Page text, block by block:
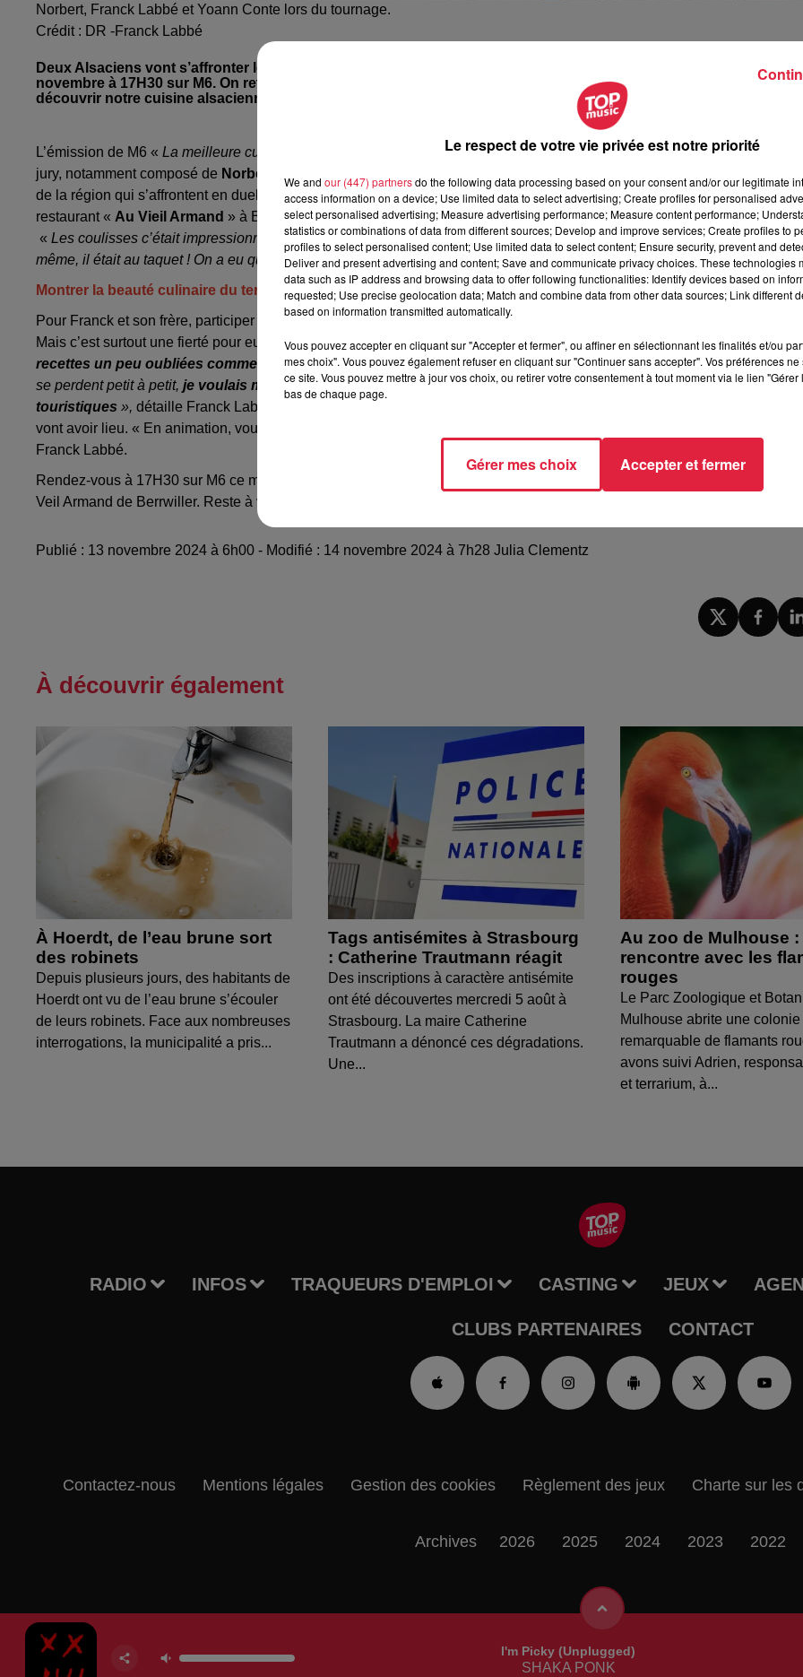
Norbert, Franck Labbé et Yoann Conte lors du tournage.
Crédit : DR -Franck Labbé
Deux Alsaciens vont s’affronter lors de l’émission « La meilleure cuisine régionale, c’est chez moi ! » ce mercredi
novembre à 17H30 sur M6. On retrouvera notamment le restaurant Au Relais du Bois de Mertzwiller, qui fera
découvrir notre cuisine alsacienne à Norbert et Yoann Conte.
L’émission de M6 « La meilleure cuisine régionale, c’est chez moi !»fait escale dans le Grand-Est cette semaine
jury, notamment composé de Norbert
de la région qui s’affrontent en duel. Ce mercredi 13 novembre on auraun match 100% Alsaceavec Yves et Yoann, du
restaurant « Au Vieil Armand » à Berrwiller et les frères Franck et Steve, du restaurant «Au Relais du bois» à
« Les coulisses c’était impressionnant, à la fois complexe et drôle.C’était une belle expérience, et Norbert est fidèle à
même, il était au taquet ! On a eu quelques conseils en off», lance Franck Labbé, cuisiner et gérant d’Au Relais du Bois.
Montrer la beauté culinaire du terroir alsacien
Pour Franck et son frère, participer à cette émission était une opportunité énorme pour apporter
Mais c’est surtout une fierté pour eux, qui peuventreprésenter l’Alsacecomme il se doit.« J’ai fait le choix de montrer
recettes un peu oubliées comme le Preskopf et des Buwespätzle.Ce sont vraiment des recettes de grands-mères qui
se perdent petit à petit, je voulais montrer la beauté culinaire du terroir alsacien en dehors des plats classiques et
touristiques », détaille Franck Labbé. En plus de découvrir l’établissement à travers l’émission et le duel, des surprises
vont avoir lieu. « En animation, vous pourrez normalement voir Norbert réaliser des
Franck Labbé.
Rendez-vous à 17H30 sur M6 ce mercredi 13 novembre pour voir le duel qui opposera le relais du Bois de Mertzwiller et
Veil Armand de Berrwiller. Reste à voir quelle enseigne arrivera à se sélectionner pour les prochaines étapes du
Publié : 13 novembre 2024 à 6h00 - Modifié : 14 novembre 2024 à 7h28 Julia Clementz
À découvrir également
À Hoerdt, de l’eau brune sort
des robinets
Depuis plusieurs jours, des habitants de
Hoerdt ont vu de l’eau brune s’écouler
de leurs robinets. Face aux nombreuses
interrogations, la municipalité a pris...
Tags antisémites à Strasbourg
: Catherine Trautmann réagit
Des inscriptions à caractère antisémite
ont été découvertes mercredi 5 août à
Strasbourg. La maire Catherine
Trautmann a dénoncé ces dégradations.
Une...
Au zoo de Mulhouse :
rencontre avec les
rouges
Le Parc Zoologique et
Mulhouse abrite une colonie
remarquable de flamants
avons suivi Adrien,
et terrarium, à...
RADIO INFOS TRAQUEURS D'EMPLOI CASTING JEUX
CLUBS PARTENAIRES CONTACT
I'm Picky (unplugged)
SHAKA PONK
Contactez-nous Mentions légales Gestion des cookies Règlement des jeux Charte sur les
Archives 2026 2025 2024 2023 2022
Le respect de votre vie privée est notre priorité
We and our (447) partnersdo the following data processing based on your consent and/or our legitimate
access information on a device; Use limited data to select advertising; Create profiles for personalised
select personalised advertising; Measure advertising performance; Measure content performance;
statistics or combinations of data from different sources; Develop and improve services; Create profiles to
profiles to select personalised content; Use limited data to select content; Ensure security, prevent and
Deliver and present advertising and content; Save and communicate privacy choices. These technologies
data such as IP address and browsing data to offer following functionalities: Identify devices based on
requested; Use precise geolocation data; Match and combine data from other data sources; Link different
based on information transmitted automatically.
Vous pouvez accepter en cliquant sur "Accepter et fermer", ou affiner en sélectionnant les finalités et/ou
mes choix". Vous pouvez également refuser en cliquant sur "Continuer sans accepter". Vos préférences
ce site. Vous pouvez mettre à jour vos choix, ou retirer votre consentement à tout moment via le lien
bas de chaque page.
Gérer mes choix Accepter et fermer